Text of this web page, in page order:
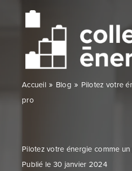
Qui sommes-nous ?
Expertises
Accueil» Blog » Pilotez votre
pro
Pilotez votre énergie comme
Publié le 30 janvier 2024